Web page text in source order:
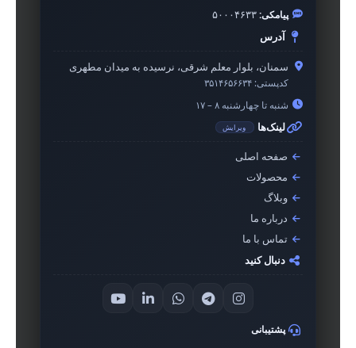
پیامکی:۵۰۰۰۴۶۳۳
آدرس
سمنان، بلوار معلم شرقی، نرسیده به میدان مطهری
کدپستی: ۳۵۱۴۶۵۶۶۳۴
شنبه تا چهارشنبه ۸ – ۱۷
لینک‌ها ویرایش
صفحه اصلی
محصولات
وبلاگ
درباره ما
تماس با ما
دنبال کنید
پشتیبانی